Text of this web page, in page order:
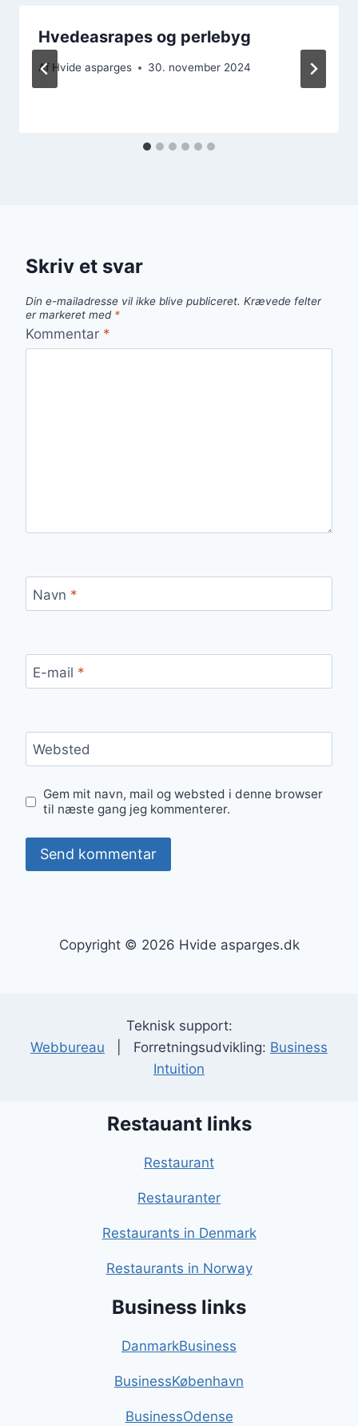
Hvedeasrapes og perlebyg
Af Hvide asparges 30. november 2024
Skriv et svar
Din e-mailadresse vil ikke blive publiceret. Krævede felter
er markeret med *
Kommentar *
Navn *
E-mail *
Websted
Gem mit navn, mail og websted i denne browser
til næste gang jeg kommenterer.
Copyright © 2026 Hvide asparges.dk
Teknisk support:
Webbureau | Forretningsudvikling: Business
Intuition
Restauant links
Restaurant
Restauranter
Restaurants in Denmark
Restaurants in Norway
Business links
DanmarkBusiness
BusinessKøbenhavn
BusinessOdense